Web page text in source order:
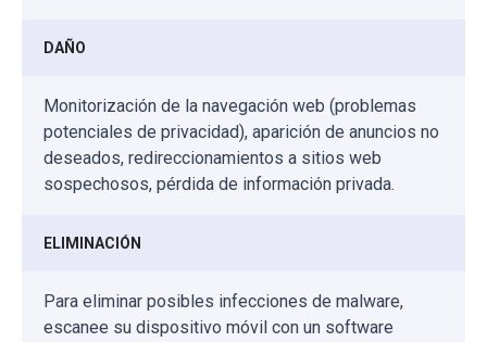
DAÑO
Monitorización de la navegación web (problemas
potenciales de privacidad), aparición de anuncios no
deseados, redireccionamientos a sitios web
sospechosos, pérdida de información privada.
ELIMINACIÓN
Para eliminar posibles infecciones de malware,
escanee su dispositivo móvil con un software